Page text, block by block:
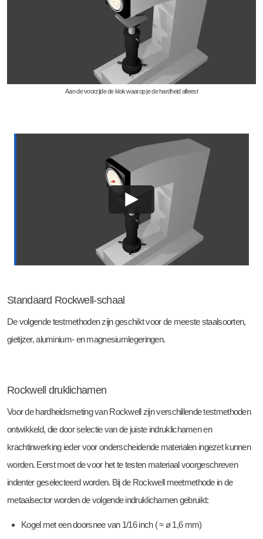
Aan de voorzijde de klok waarop je de hardheid afleest
Standaard Rockwell-schaal
De volgende testmethoden zijn geschikt voor de meeste staalsoorten,
gietijzer, aluminium- en magnesiumlegeringen.
Rockwell druklichamen
Voor de hardheidsmeting van Rockwell zijn verschillende testmethoden
ontwikkeld, die door selectie van de juiste indruklichamen en
krachtinwerking ieder voor onderscheidende materialen ingezet kunnen
worden. Eerst moet de voor het te testen materiaal voorgeschreven
indenter geselecteerd worden. Bij de Rockwell meetmethode in de
metaalsector worden de volgende indruklichamen gebruikt:
Kogel met een doorsnee van 1/16 inch ( ≈ ø 1,6 mm)